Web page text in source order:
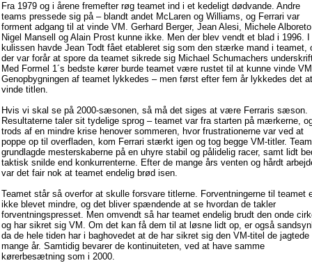
Fra 1979 og i årene fremefter røg teamet ind i et kedeligt dødvande. Andre
teams pressede sig på – blandt andet McLaren og Williams, og Ferrari var
forment adgang til at vinde VM. Gerhard Berger, Jean Alesi, Michele
Nigel Mansell og Alain Prost kunne ikke. Men der blev vendt et blad i 1996. I
kulissen havde Jean Todt fået etableret sig som den stærke mand i teamet,
der var forår at spore da teamet sikrede sig Michael Schumachers
Med Formel 1´s bedste kører burde teamet være rustet til at kunne vinde
Genopbygningen af teamet lykkedes – men først efter fem år lykkedes det at
vinde titlen.
Hvis vi skal se på 2000-sæsonen, så må det siges at være Ferraris sæson.
Resultaterne taler sit tydelige sprog – teamet var fra starten på mærkerne,
trods af en mindre krise henover sommeren, hvor frustrationerne var ved at
poppe op til overfladen, kom Ferrari stærkt igen og tog begge VM-titler.
grundlagde mesterskaberne på en uhyre stabil og pålidelig racer, samt lidt
taktisk snilde end konkurrenterne. Efter de mange års venten og hårdt
var det fair nok at teamet endelig brød isen.
Teamet står så overfor at skulle forsvare titlerne. Forventningerne til teamet
ikke blevet mindre, og det bliver spændende at se hvordan de takler
forventningspresset. Men omvendt så har teamet endelig brudt den onde
og har sikret sig VM. Om det kan få dem til at løsne lidt op, er også
da de hele tiden har i baghovedet at de har sikret sig den VM-titel de jagtede
mange år. Samtidig bevarer de kontinuiteten, ved at have samme
kørerbesætning som i 2000.